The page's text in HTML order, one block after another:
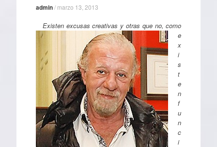
admin/ marzo 13, 2013
Existen excusas creativas y otras que no, como
e
x
i
s
t
e
n
f
u
n
c
i